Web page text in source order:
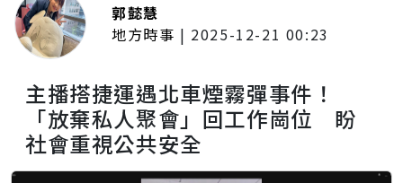
郭懿慧
地方時事 | 2025-12-21 00:23
主播搭捷運遇北車煙霧彈事件！
「放棄私人聚會」回工作崗位 盼
社會重視公共安全